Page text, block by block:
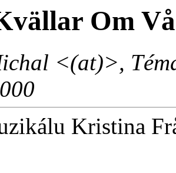
Om
<(at)>,
Kristina